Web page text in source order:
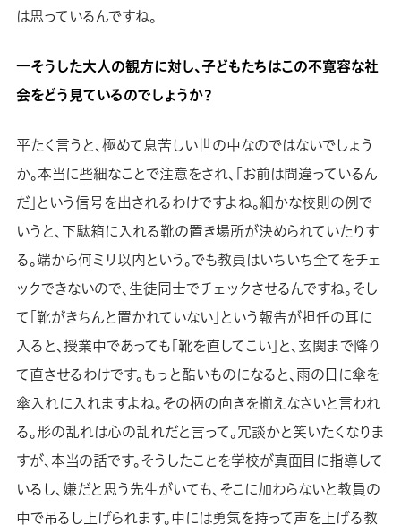
は思っているんですね。
―そうした大人の観方に対し、子どもたちはこの不寛容な社
会をどう見ているのでしょうか？
平たく言うと、極めて息苦しい世の中なのではないでしょう
か。本当に些細なことで注意をされ、「お前は間違っているん
だ」という信号を出されるわけですよね。細かな校則の例で
いうと、下駄箱に入れる靴の置き場所が決められていたりす
る。端から何ミリ以内という。でも教員はいちいち全てをチェ
ックできないので、生徒同士でチェックさせるんですね。そし
て「靴がきちんと置かれていない」という報告が担任の耳に
入ると、授業中であっても「靴を直してこい」と、玄関まで降り
て直させるわけです。もっと酷いものになると、雨の日に傘を
傘入れに入れますよね。その柄の向きを揃えなさいと言われ
る。形の乱れは心の乱れだと言って。冗談かと笑いたくなりま
すが、本当の話です。そうしたことを学校が真面目に指導して
いるし、嫌だと思う先生がいても、そこに加わらないと教員の
中で吊るし上げられます。中には勇気を持って声を上げる教